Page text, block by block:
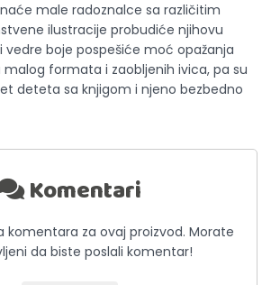
male radoznalce sa različitim
ilustracije probudiće njihovu
vedre boje pospešiće moć opažanja
malog formata i zaobljenih ivica, pa su
deteta sa knjigom i njeno bezbedno
Komentari
komentara za ovaj proizvod. Morate
da biste poslali komentar!